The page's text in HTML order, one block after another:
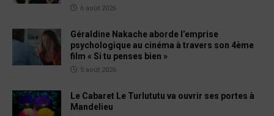
6 août 2026
Géraldine Nakache aborde l’emprise
psychologique au cinéma à travers son 4ème
film « Si tu penses bien »
5 août 2026
Le Cabaret Le Turlututu va ouvrir ses portes à
Mandelieu